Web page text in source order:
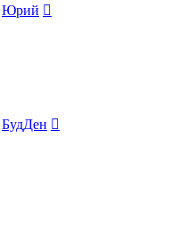
Юрий
БудДен